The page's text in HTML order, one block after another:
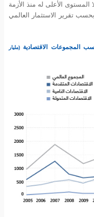
دولار، مسجلا المستوى الأعلى له منذ الأزمة
الاقتصادية والمالية العالمية في 2008 – 2009 بحسب تقرير الاستثمار العالمي
المجموعات الاقتصادية
(مليار